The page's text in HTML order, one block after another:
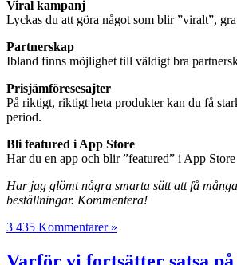
Viral kampanj
Lyckas du att göra något som blir ”viralt”,
Partnerskap
Ibland finns möjlighet till väldigt bra
Prisjämföresesajter
På riktigt, riktigt heta produkter kan du få
period.
Bli featured i App Store
Har du en app och blir ”featured” i App
Har jag glömt några smarta sätt att få
beställningar. Kommentera!
3 435 Kommentarer »